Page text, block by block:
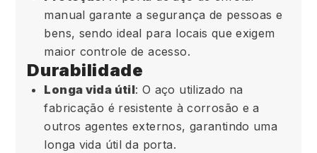
manual garante a segurança de pessoas e
bens, sendo ideal para locais que exigem
maior controle de acesso.
Durabilidade
Longa vida útil: O aço utilizado na
fabricação é resistente à corrosão e a
outros agentes externos, garantindo uma
longa vida útil da porta.